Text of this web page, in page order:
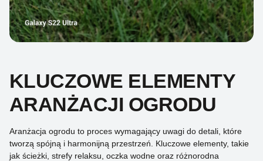
KLUCZOWE ELEMENTY
ARANŻACJI OGRODU
Aranżacja ogrodu to proces wymagający uwagi do detali, które
tworzą spójną i harmonijną przestrzeń. Kluczowe elementy, takie
jak ścieżki, strefy relaksu, oczka wodne oraz różnorodna